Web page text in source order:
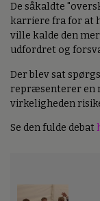
De såkaldte
karriere fra for at
ville kalde den
udfordret og
Der blev sat
repræsenterer en
virkeligheden
Se den fulde debat